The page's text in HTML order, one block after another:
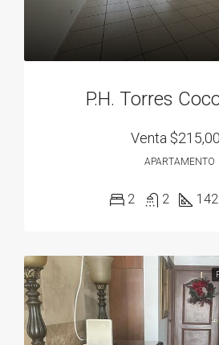
P.H. Torres
Venta
APARTAMENTO
2 2